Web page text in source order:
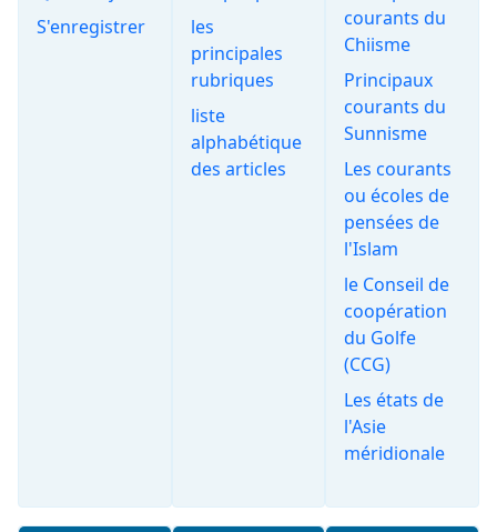
S'enregistrer
les
principales
rubriques
liste
alphabétique
des articles
courants du
Chiisme
Principaux
courants du
Sunnisme
Les courants
ou écoles de
pensées de
l'Islam
le Conseil de
coopération
du Golfe
(CCG)
Les états de
l'Asie
méridionale